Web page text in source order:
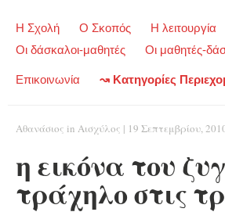
Η Σχολή Ο Σκοπός
Η λειτουργία
Οι δάσκαλοι-μαθητές
Οι μαθητές-
Επικοινωνία ↝ Κατηγορίες
Αθανάσιος in Αισχύλος | 19 Σεπτεμβρίου,
η εικόνα του
τράχηλο στις